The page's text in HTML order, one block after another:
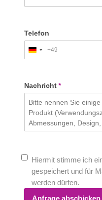
Telefon
Germany
+49
+49
Nachricht*
Hiermit stimme ich
gespeichert und für
werden dürfen.
Anfrage abschicken